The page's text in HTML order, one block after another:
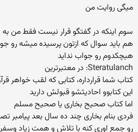
میگی روایت من
سوم اینکه در گفتگو قرار نیست فقط من
هم باید سوال که ازتون پرسیده میشه رو
هیچکدوم رو جواب نداید
Steratulanch: در معتبرترین
کتاب شما قرارداره، کتابی که لقب خواهر
این کتابوو احادیثشو قبولش دارید
اما کتاب صحیح بخاری یا صحیح مسلم
فردی بنام بخاری چند ده سال بعد پیامبر
رو جمع اوری کنه با تلاش و همت زیاد